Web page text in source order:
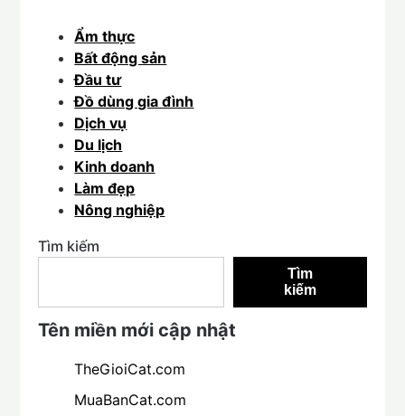
Ẩm thực
Bất động sản
Đầu tư
Đồ dùng gia đình
Dịch vụ
Du lịch
Kinh doanh
Làm đẹp
Nông nghiệp
Tìm kiếm
Tìm
kiếm
Tên miền mới cập nhật
TheGioiCat.com
MuaBanCat.com